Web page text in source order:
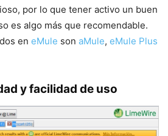
por lo que tener activo un buen
es algo más que recomendable.
en eMule son aMule, eMule Plus
y facilidad de uso